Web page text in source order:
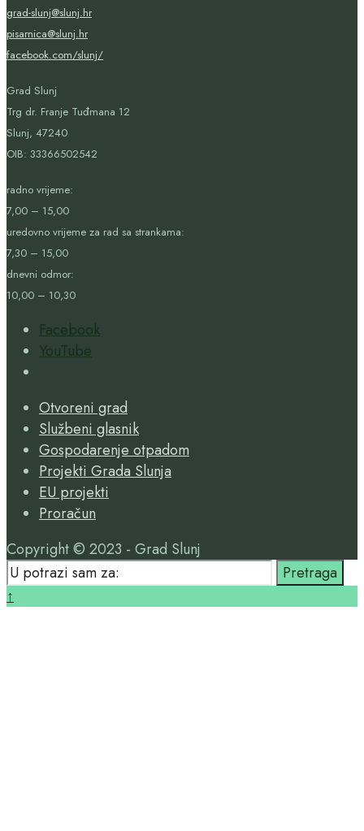
grad-slunj@slunj.hr
pisarnica@slunj.hr
facebook.com/slunj/
Grad Slunj
Trg dr. Franje Tuđmana 12
Slunj, 47240
OIB: 33366502542
radno vrijeme:
7,00 – 15,00
uredovno vrijeme za rad sa strankama:
7,30 – 15,00
dnevni odmor:
10,00 – 10,30
Facebook
YouTube
Window
Otvoreni grad
Službeni glasnik
Gospodarenje otpadom
Projekti Grada Slunja
EU projekti
Proračun
Copyright © 2023 - Grad Slunj
Search
for:
Pretraga
Close
↑